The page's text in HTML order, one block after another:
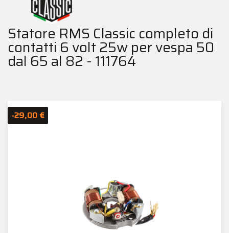
Statore RMS Classic completo di
contatti 6 volt 25w per vespa 50
dal 65 al 82 - 111764
-29,00 €